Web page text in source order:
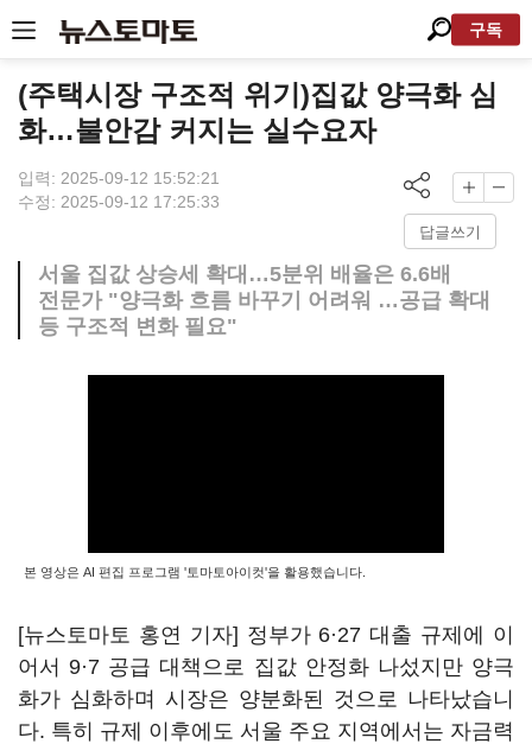
구독
(주택시장 구조적 위기)집값 양극화 심
화…불안감 커지는 실수요자
입력: 2025-09-12 15:52:21
수정: 2025-09-12 17:25:33
답글쓰기
서울 집값 상승세 확대…5분위 배율은 6.6배
전문가 "양극화 흐름 바꾸기 어려워 …공급 확대
등 구조적 변화 필요"
본 영상은 AI 편집 프로그램 '토마토아이컷'을 활용했습니다.
[뉴스토마토 홍연 기자] 정부가 6·27 대출 규제에 이
어서 9·7 공급 대책으로 집값 안정화 나섰지만 양극
화가 심화하며 시장은 양분화된 것으로 나타났습니
다. 특히 규제 이후에도 서울 주요 지역에서는 자금력